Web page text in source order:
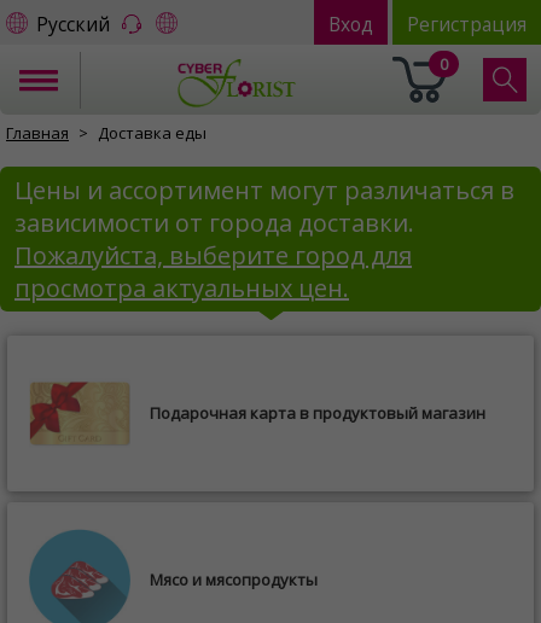
Русский Вход Регистрация
0
Главная Доставка еды
Цены и ассортимент могут различаться в
зависимости от города доставки.
Пожалуйста, выберите город для
просмотра актуальных цен.
Подарочная карта в продуктовый магазин
Мясо и мясопродукты